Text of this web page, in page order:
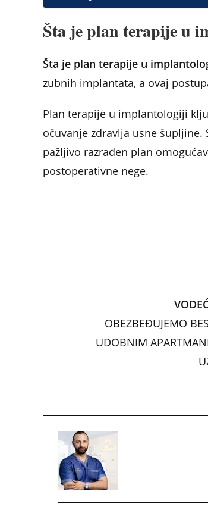
e
b
o
o
k
s
A
p
p
e
dI
n
e
st
Šta je plan terapije u
Šta je plan terapije u
zubnih implantata, a ovaj
Plan terapije u implantologiji
očuvanje zdravlja usne
pažljivo razrađen plan
postoperativne nege.
OBEZBEĐUJEMO
UDOBNIM